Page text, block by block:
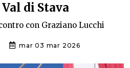
di Stava
con Graziano Lucchi
mar 03 mar 2026